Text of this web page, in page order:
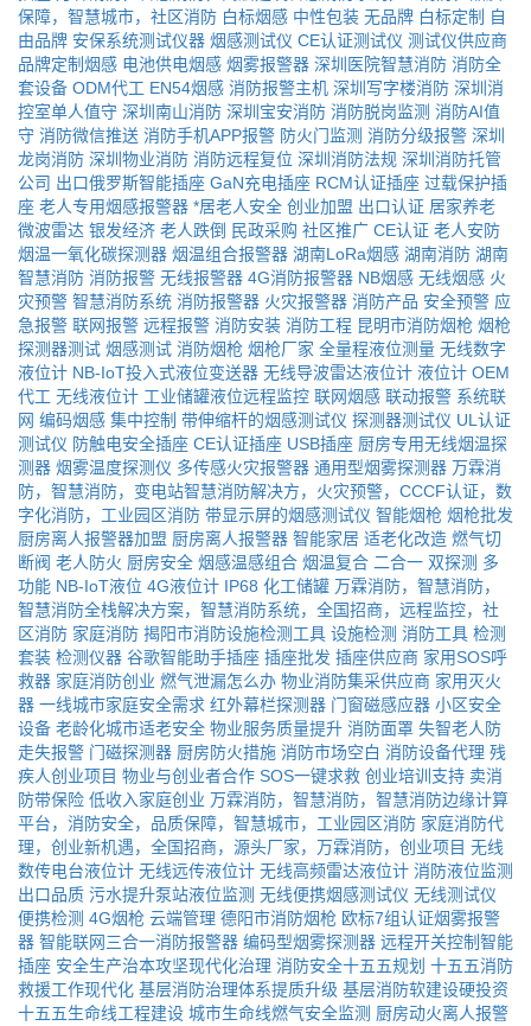
保障，智慧城市，社区消防 白标烟感 中性包装 无品牌 白标定制 自
由品牌 安保系统测试仪器 烟感测试仪 CE认证测试仪 测试仪供应商
品牌定制烟感 电池供电烟感 烟雾报警器 深圳医院智慧消防 消防全
套设备 ODM代工 EN54烟感 消防报警主机 深圳写字楼消防 深圳消
控室单人值守 深圳南山消防 深圳宝安消防 消防脱岗监测 消防AI值
守 消防微信推送 消防手机APP报警 防火门监测 消防分级报警 深圳
龙岗消防 深圳物业消防 消防远程复位 深圳消防法规 深圳消防托管
公司 出口俄罗斯智能插座 GaN充电插座 RCM认证插座 过载保护插
座 老人专用烟感报警器 *居老人安全 创业加盟 出口认证 居家养老
微波雷达 银发经济 老人跌倒 民政采购 社区推广 CE认证 老人安防
烟温一氧化碳探测器 烟温组合报警器 湖南LoRa烟感 湖南消防 湖南
智慧消防 消防报警 无线报警器 4G消防报警器 NB烟感 无线烟感 火
灾预警 智慧消防系统 消防报警器 火灾报警器 消防产品 安全预警 应
急报警 联网报警 远程报警 消防安装 消防工程 昆明市消防烟枪 烟枪
探测器测试 烟感测试 消防烟枪 烟枪厂家 全量程液位测量 无线数字
液位计 NB-IoT投入式液位变送器 无线导波雷达液位计 液位计 OEM
代工 无线液位计 工业储罐液位远程监控 联网烟感 联动报警 系统联
网 编码烟感 集中控制 带伸缩杆的烟感测试仪 探测器测试仪 UL认证
测试仪 防触电安全插座 CE认证插座 USB插座 厨房专用无线烟温探
测器 烟雾温度探测仪 多传感火灾报警器 通用型烟雾探测器 万霖消
防，智慧消防，变电站智慧消防解决方，火灾预警，CCCF认证，数
字化消防，工业园区消防 带显示屏的烟感测试仪 智能烟枪 烟枪批发
厨房离人报警器加盟 厨房离人报警器 智能家居 适老化改造 燃气切
断阀 老人防火 厨房安全 烟感温感组合 烟温复合 二合一 双探测 多
功能 NB-IoT液位 4G液位计 IP68 化工储罐 万霖消防，智慧消防，
智慧消防全栈解决方案，智慧消防系统，全国招商，远程监控，社
区消防 家庭消防 揭阳市消防设施检测工具 设施检测 消防工具 检测
套装 检测仪器 谷歌智能助手插座 插座批发 插座供应商 家用SOS呼
救器 家庭消防创业 燃气泄漏怎么办 物业消防集采供应商 家用灭火
器 一线城市家庭安全需求 红外幕栏探测器 门窗磁感应器 小区安全
设备 老龄化城市适老安全 物业服务质量提升 消防面罩 失智老人防
走失报警 门磁探测器 厨房防火措施 消防市场空白 消防设备代理 残
疾人创业项目 物业与创业者合作 SOS一键求救 创业培训支持 卖消
防带保险 低收入家庭创业 万霖消防，智慧消防，智慧消防边缘计算
平台，消防安全，品质保障，智慧城市，工业园区消防 家庭消防代
理，创业新机遇，全国招商，源头厂家，万霖消防，创业项目 无线
数传电台液位计 无线远传液位计 无线高频雷达液位计 消防液位监测
出口品质 污水提升泵站液位监测 无线便携烟感测试仪 无线测试仪
便携检测 4G烟枪 云端管理 德阳市消防烟枪 欧标7组认证烟雾报警
器 智能联网三合一消防报警器 编码型烟雾探测器 远程开关控制智能
插座 安全生产治本攻坚现代化治理 消防安全十五五规划 十五五消防
救援工作现代化 基层消防治理体系提质升级 基层消防软建设硬投资
十五五生命线工程建设 城市生命线燃气安全监测 厨房动火离人报警